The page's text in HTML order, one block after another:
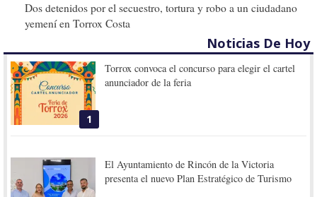
Dos detenidos por el secuestro, tortura y robo a un ciudadano
yemení en Torrox Costa
Noticias De Hoy
1
Torrox convoca el concurso para elegir el cartel
anunciador de la feria
El Ayuntamiento de Rincón de la Victoria
presenta el nuevo Plan Estratégico de Turismo